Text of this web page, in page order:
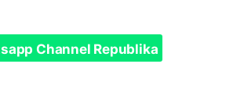
Channel Republika